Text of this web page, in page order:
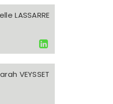
LASSARRE
VEYSSET